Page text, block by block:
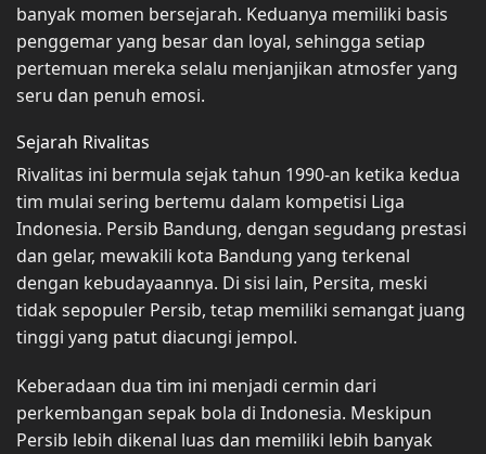
banyak momen bersejarah. Keduanya memiliki basis
penggemar yang besar dan loyal, sehingga setiap
pertemuan mereka selalu menjanjikan atmosfer yang
seru dan penuh emosi.
Sejarah Rivalitas
Rivalitas ini bermula sejak tahun 1990-an ketika kedua
tim mulai sering bertemu dalam kompetisi Liga
Indonesia. Persib Bandung, dengan segudang prestasi
dan gelar, mewakili kota Bandung yang terkenal
dengan kebudayaannya. Di sisi lain, Persita, meski
tidak sepopuler Persib, tetap memiliki semangat juang
tinggi yang patut diacungi jempol.
Keberadaan dua tim ini menjadi cermin dari
perkembangan sepak bola di Indonesia. Meskipun
Persib lebih dikenal luas dan memiliki lebih banyak